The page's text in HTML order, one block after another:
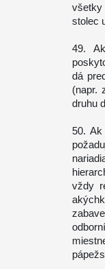
všetky
stolec
49.
dá
(napr.
druhu
50. Ak
vždy